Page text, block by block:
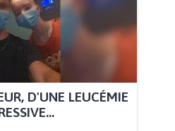
D'UNE LEUCÉMIE